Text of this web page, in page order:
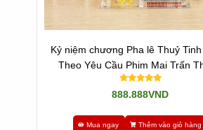
Kỷ niệm chương Pha lê Thuỷ
Theo Yêu Cầu Phim Mai
888.888VND
Mua ngay Thêm vào giỏ hàng